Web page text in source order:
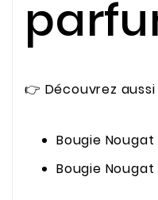
👉 Découvrez aussi
Bougie Nougat
Bougie Nougat